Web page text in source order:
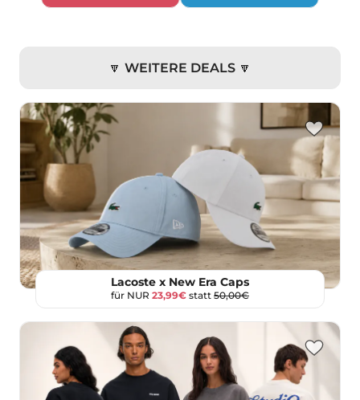
🔽 WEITERE DEALS 🔽
Lacoste x New Era Caps
für NUR 23,99€ statt 50,00€